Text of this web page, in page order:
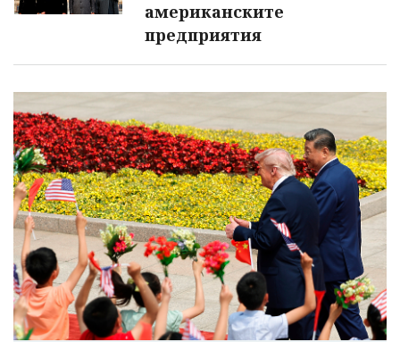
американските
предприятия